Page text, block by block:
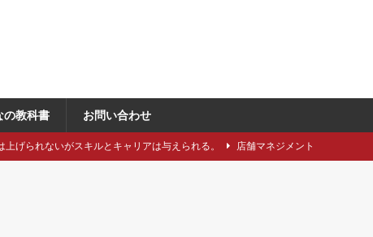
の教科書 お問い合わせ
上げられないがスキルとキャリアは与えられる。 店舗マネジメント